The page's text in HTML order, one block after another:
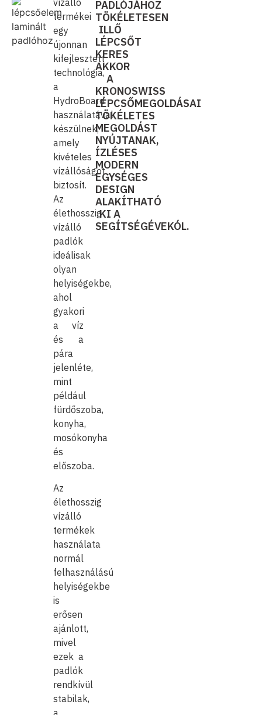
termékei
egy
újonnan
kifejlesztett
technológia,
a
HydroBoard
használatával
készülnek,
amely
kivételes
vízállóságot
biztosít.
Az
élethosszig
vízálló
padlók
ideálisak
olyan
helyiségekbe,
ahol
gyakori
a víz
és a
pára
jelenléte,
mint
például
fürdőszoba,
konyha,
mosókonyha
és
előszoba.
Az
élethosszig
vízálló
termékek
használata
normál
felhasználású
helyiségekbe
is
erősen
ajánlott,
mivel
ezek a
padlók
rendkívül
stabilak,
PADLÓJÁHOZ
TÖKÉLETESEN
ILLŐ
LÉPCSŐT
KERES
AKKOR
A
KRONOSWISS
LÉPCSŐMEGOLDÁSAI
TÖKÉLETES
MEGOLDÁST
NYÚJTANAK,
ÍZLÉSES
MODERN
EGYSÉGES
DESIGN
ALAKÍTHATÓ
KI A
SEGÍTSÉGÉVEKÓL.